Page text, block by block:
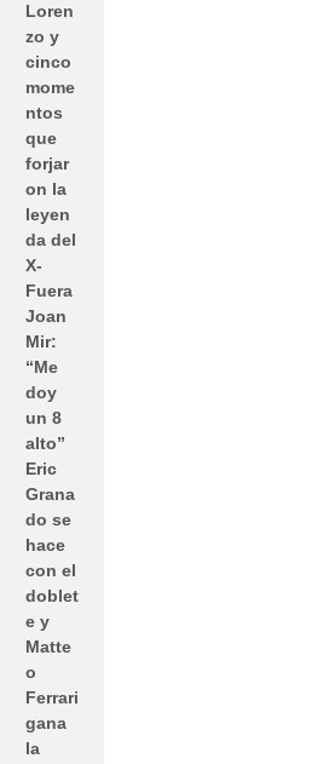
Loren
zo y
cinco
mome
ntos
que
forjar
on la
leyen
da del
X-
Fuera
Joan
Mir:
“Me
doy
un 8
alto”
Eric
Grana
do se
hace
con el
doblet
e y
Matte
o
Ferrari
gana
la